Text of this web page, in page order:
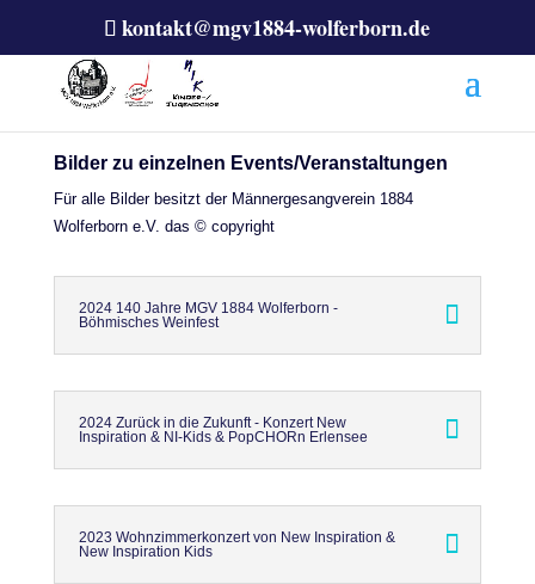
kontakt@mgv1884-wolferborn.de
Bilder zu einzelnen Events/Veranstaltungen
Für alle Bilder besitzt der Männergesangverein 1884
Wolferborn e.V. das © copyright
2024 140 Jahre MGV 1884 Wolferborn -
Böhmisches Weinfest
2024 Zurück in die Zukunft - Konzert New
Inspiration & NI-Kids & PopCHORn Erlensee
2023 Wohnzimmerkonzert von New Inspiration &
New Inspiration Kids